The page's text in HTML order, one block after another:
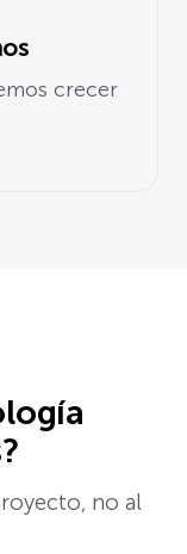
crecer
no al